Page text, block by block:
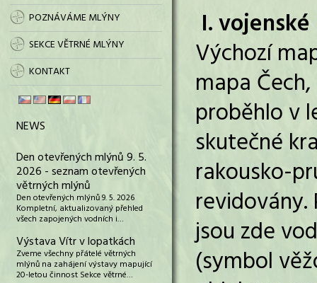
POZNÁVÁME MLÝNY
SEKCE VĚTRNÉ MLÝNY
KONTAKT
NEWS
Den otevřených mlýnů 9. 5.
2026 - seznam otevřených
větrných mlýnů
Den otevřených mlýnů 9. 5. 2026
Kompletní, aktualizovaný přehled
všech zapojených vodních i…
Výstava Vítr v lopatkách
Zveme všechny přátelé větrných
mlýnů na zahájení výstavy mapující
20-letou činnost Sekce větrné…
I.
Výchozí
mapa
proběhlo v
skutečné
rakousko-
jsou zde
(symbol